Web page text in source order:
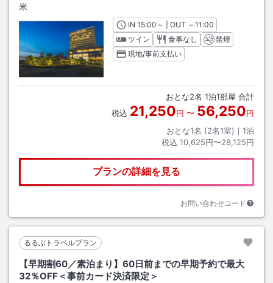
米
INチェックイン
15:00 ～ | OUT チェックアウト
～11:00
ツイン
食事なし
禁煙
現地/事前支払い
おとな2名 1泊1部屋 合計
税込 21,250円 〜 56,250円
おとな1名 (2名1室)｜ 1泊
税込 10,625円〜28,125円
プランの詳細を見る
お問い合わせコード
るるぶトラベルプラン
【早期割60／素泊まり】60日前までの早期予約で最大
32％OFF＜事前カード決済限定＞